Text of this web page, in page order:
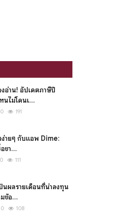
อ่าน! อัปเดตภาษีปี
นไม่โดนเ...
0 191
ง่ายๆ กับแอพ Dime:
ขา...
0 111
นผลรายเดือนที่น่าลงทุน
ข้อ...
0 108